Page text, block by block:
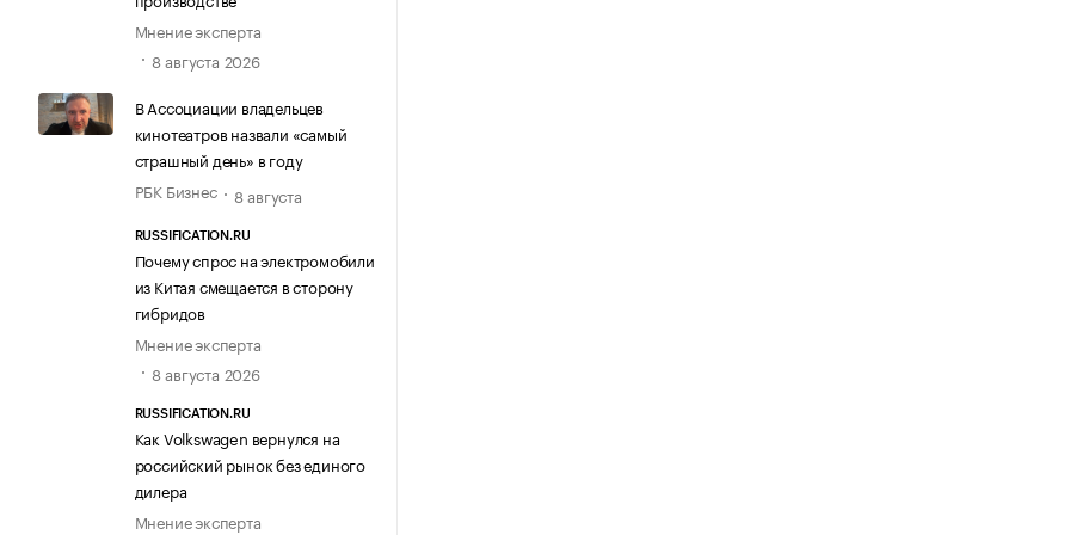
Мнение эксперта
8 августа 2026
В Ассоциации владельцев
кинотеатров назвали «самый
страшный день» в году
РБК Бизнес
8 августа
RUSSIFICATION.RU
Почему спрос на электромобили
из Китая смещается в сторону
гибридов
Мнение эксперта
8 августа 2026
RUSSIFICATION.RU
Как Volkswagen вернулся на
российский рынок без единого
дилера
Мнение эксперта